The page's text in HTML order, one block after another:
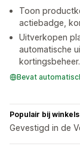
Toon
actiebadge,
Uitverkopen
automatische
kortingsbeheer.
Bevat
Populair bij
Gevestigd in de